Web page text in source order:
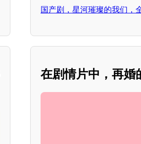
国产剧，星河璀璨的我们，
在剧情片中，再婚